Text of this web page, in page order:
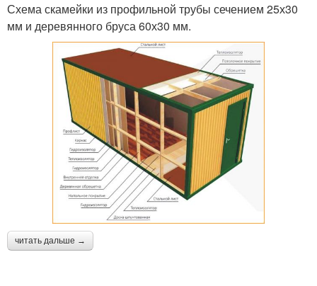
Схема скамейки из профильной трубы сечением 25х30
мм и деревянного бруса 60х30 мм.
читать дальше →